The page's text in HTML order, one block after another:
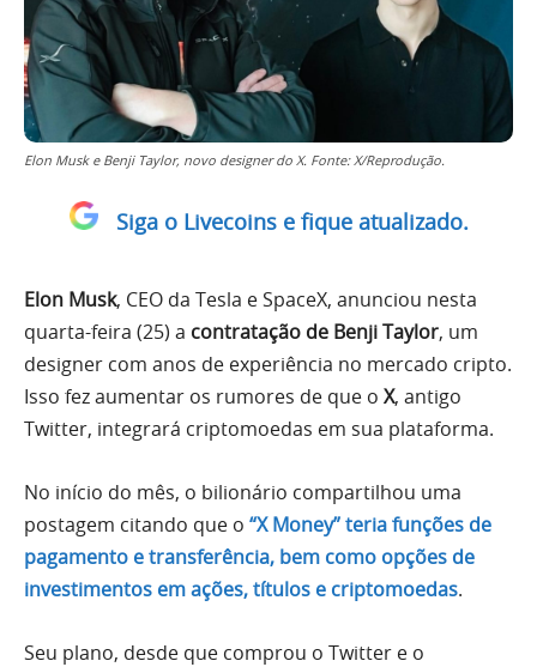
Elon Musk e Benji Taylor, novo designer do X. Fonte: X/Reprodução.
Siga o Livecoins e fique atualizado.
Elon Musk, CEO da Tesla e SpaceX, anunciou nesta
quarta-feira (25) a contratação de Benji Taylor, um
designer com anos de experiência no mercado cripto.
Isso fez aumentar os rumores de que o X, antigo
Twitter, integrará criptomoedas em sua plataforma.
No início do mês, o bilionário compartilhou uma
postagem citando que o “X Money” teria funções de
pagamento e transferência, bem como opções de
investimentos em ações, títulos e criptomoedas.
Seu plano, desde que comprou o Twitter e o